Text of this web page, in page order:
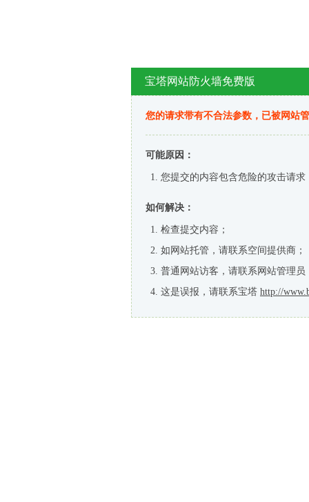
宝塔网站防火墙免费版
您的请求带有不合法参数，已被网站
可能原因：
您提交的内容包含危险的攻击请求
如何解决：
检查提交内容；
如网站托管，请联系空间提供商；
普通网站访客，请联系网站管理员
这是误报，请联系宝塔 http://